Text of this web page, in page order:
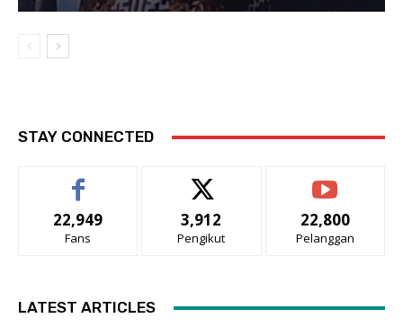
STAY CONNECTED
22,949
Fans
3,912
Pengikut
22,800
Pelanggan
LATEST ARTICLES